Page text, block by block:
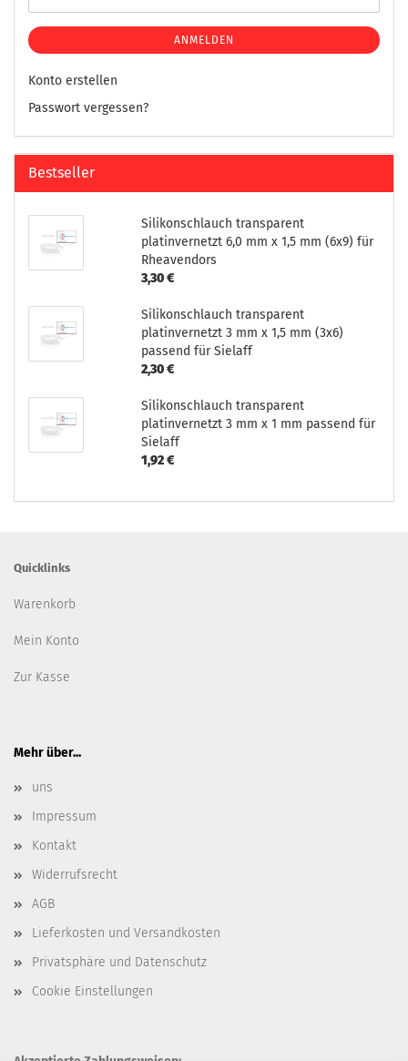
ANMELDEN
Konto erstellen
Passwort vergessen?
Bestseller
Silikonschlauch transparent
platinvernetzt 6,0 mm x 1,5 mm (6x9) für
Rheavendors
3,30 €
Silikonschlauch transparent
platinvernetzt 3 mm x 1,5 mm (3x6)
passend für Sielaff
2,30 €
Silikonschlauch transparent
platinvernetzt 3 mm x 1 mm passend für
Sielaff
1,92 €
Quicklinks
Warenkorb
Mein Konto
Zur Kasse
Mehr über...
uns
Impressum
Kontakt
Widerrufsrecht
AGB
Lieferkosten und Versandkosten
Privatsphäre und Datenschutz
Cookie Einstellungen